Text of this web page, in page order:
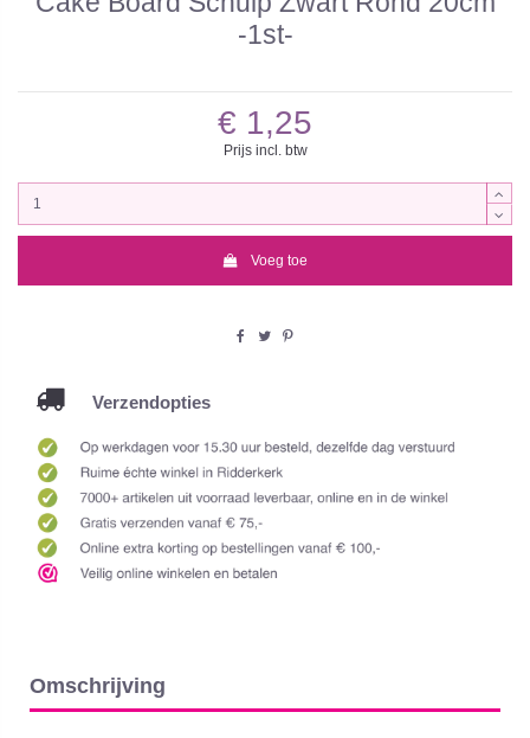
-1st-
€ 1,25
Prijs incl. btw
Voeg toe
Verzendopties
Omschrijving